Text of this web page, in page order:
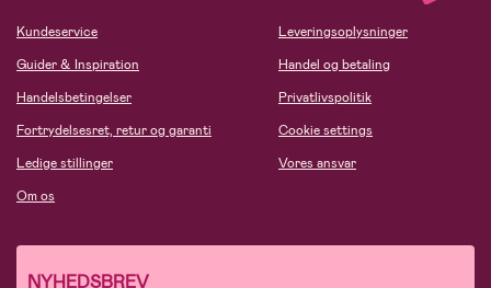
Kundeservice
Guider & Inspiration
Handelsbetingelser
Fortrydelsesret, retur og garanti
Ledige stillinger
Om os
Leveringsoplysninger
Handel og betaling
Privatlivspolitik
Cookie settings
Vores ansvar
NYHEDSBREV